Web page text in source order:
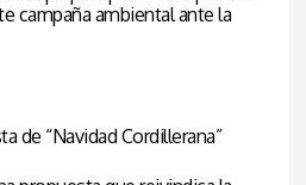
campaña ambiental ante la
de “Navidad Cordillerana”